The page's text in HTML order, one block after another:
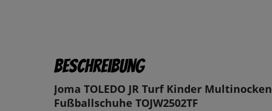
Beschreibung
Joma TOLEDO JR Turf Kinder Multinocken
Fußballschuhe TOJW2502TF